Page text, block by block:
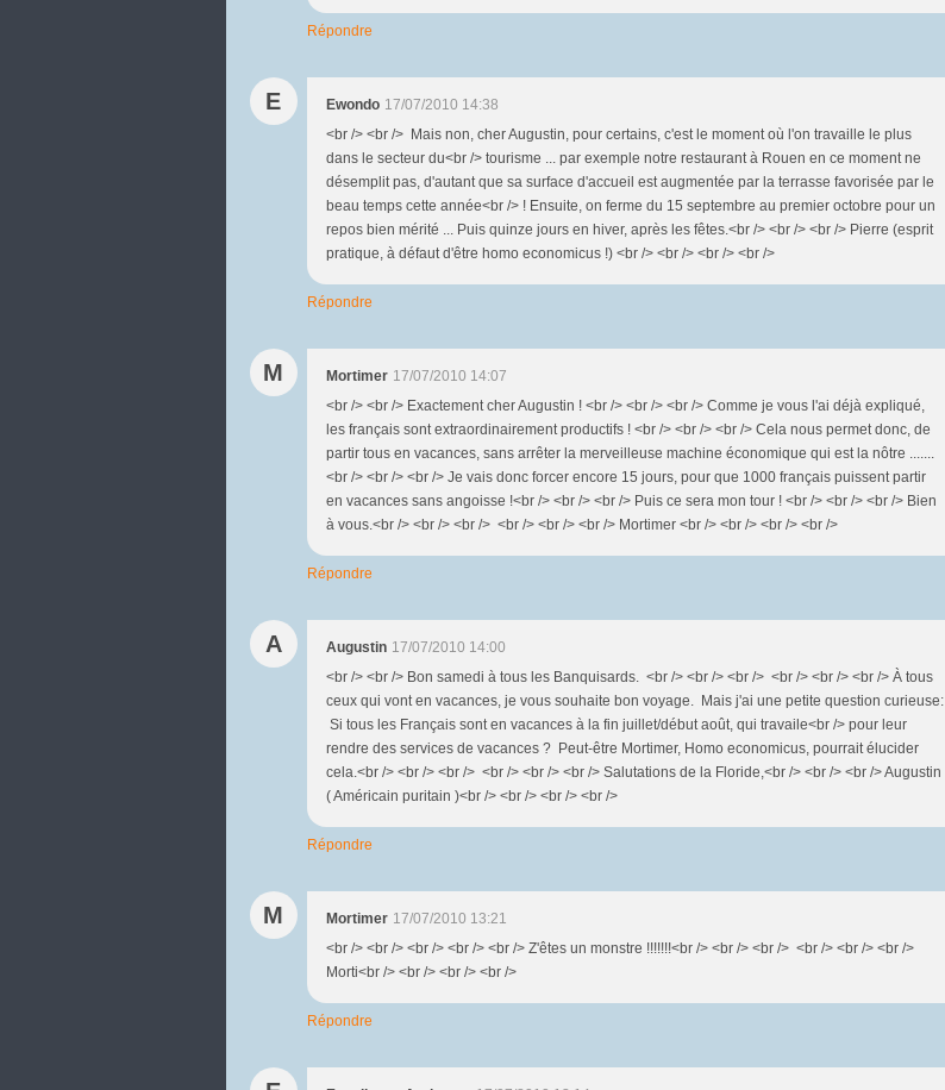
Répondre
E Ewondo 17/07/2010 14:38
<br /> <br /> Mais non, cher Augustin, pour certains, c'est le moment où l'on travaille le plus
dans le secteur du<br /> tourisme ... par exemple notre restaurant à Rouen en ce moment ne
désemplit pas, d'autant que sa surface d'accueil est augmentée par la terrasse favorisée par le
beau temps cette année<br /> ! Ensuite, on ferme du 15 septembre au premier octobre pour un
repos bien mérité ... Puis quinze jours en hiver, après les fêtes.<br /> <br /> <br /> Pierre (esprit
pratique, à défaut d'être homo economicus !) <br /> <br /> <br /> <br />
Répondre
M Mortimer 17/07/2010 14:07
<br /> <br /> Exactement cher Augustin ! <br /> <br /> <br /> Comme je vous l'ai déjà expliqué,
les français sont extraordinairement productifs ! <br /> <br /> <br /> Cela nous permet donc, de
partir tous en vacances, sans arrêter la merveilleuse machine économique qui est la nôtre .......
<br /> <br /> <br /> Je vais donc forcer encore 15 jours, pour que 1000 français puissent partir
en vacances sans angoisse !<br /> <br /> <br /> Puis ce sera mon tour ! <br /> <br /> <br /> Bien
à vous.<br /> <br /> <br /> <br /> <br /> <br /> Mortimer <br /> <br /> <br /> <br />
Répondre
A Augustin 17/07/2010 14:00
<br /> <br /> Bon samedi à tous les Banquisards. <br /> <br /> <br /> <br /> <br /> <br /> À tous
ceux qui vont en vacances, je vous souhaite bon voyage. Mais j'ai une petite question curieuse:
Si tous les Français sont en vacances à la fin juillet/début août, qui travaile<br /> pour leur
rendre des services de vacances ? Peut-être Mortimer, Homo economicus, pourrait élucider
cela.<br /> <br /> <br /> <br /> <br /> <br /> Salutations de la Floride,<br /> <br /> <br /> Augustin
( Américain puritain )<br /> <br /> <br /> <br />
Répondre
M Mortimer 17/07/2010 13:21
<br /> <br /> <br /> <br /> <br /> Z'êtes un monstre !!!!!!!<br /> <br /> <br /> <br /> <br /> <br />
Morti<br /> <br /> <br /> <br />
Répondre